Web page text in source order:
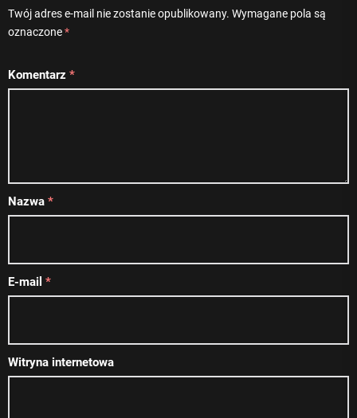
Twój adres e-mail nie zostanie opublikowany. Wymagane pola są
oznaczone*
Komentarz *
Nazwa *
E-mail *
Witryna internetowa